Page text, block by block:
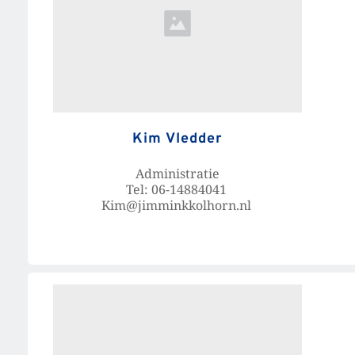
Kim Vledder
Administratie
Tel: 06-14884041
Kim@jimminkkolhorn.nl